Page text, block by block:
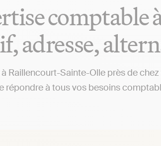
comptable
adresse,
Raillencourt-Sainte-Olle près de
répondre à tous vos besoins